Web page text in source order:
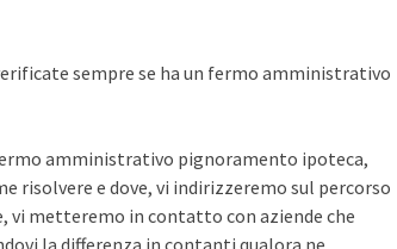
sempre se ha un fermo amministrativo
amministrativo pignoramento ipoteca,
risolvere e dove, vi indirizzeremo sul percorso
vi metteremo in contatto con aziende che
la differenza in contanti qualora ne